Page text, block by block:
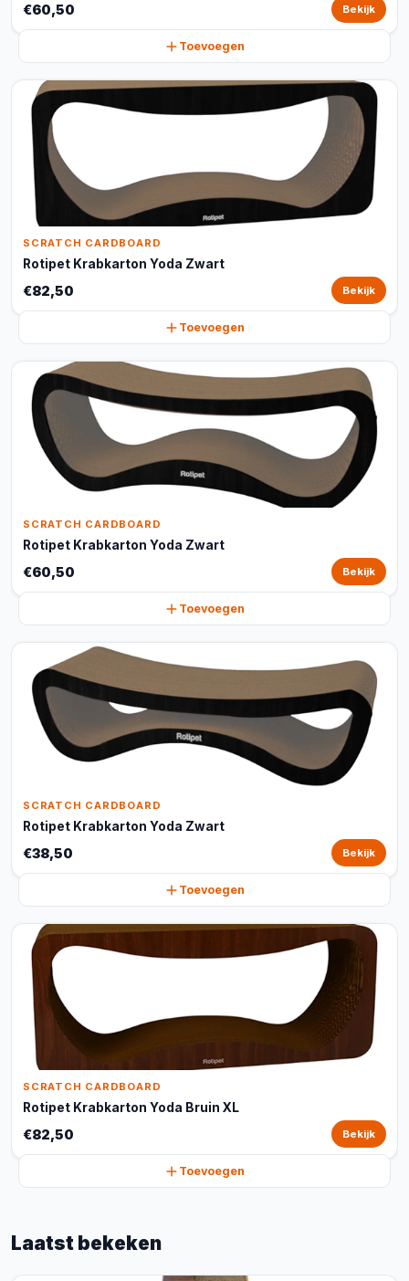
€60,50 Bekijk
Toevoegen
SCRATCH CARDBOARD
Rotipet Krabkarton Yoda Zwart
€82,50 Bekijk
Toevoegen
SCRATCH CARDBOARD
Rotipet Krabkarton Yoda Zwart
€60,50 Bekijk
Toevoegen
SCRATCH CARDBOARD
Rotipet Krabkarton Yoda Zwart
€38,50 Bekijk
Toevoegen
SCRATCH CARDBOARD
Rotipet Krabkarton Yoda Bruin XL
€82,50 Bekijk
Toevoegen
Laatst bekeken